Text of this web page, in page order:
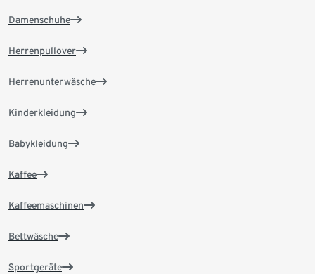
Damenschuhe
Herrenpullover
Herrenunterwäsche
Kinderkleidung
Babykleidung
Kaffee
Kaffeemaschinen
Bettwäsche
Sportgeräte